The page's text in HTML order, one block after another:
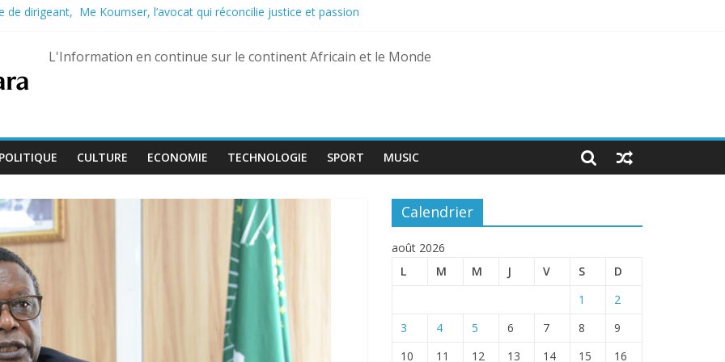
dirigeant, Me Koumser, l’avocat qui réconcilie justice et passion
13 août dans trois États différents
: 883 millions de dollars espérés
Dr Adoum Inoua appelle à recentrer le débat sur « l’essentiel »
L'Information en continue sur le continent Africain et le Monde
POLITIQUE CULTURE ECONOMIE TECHNOLOGIE SPORT MUSIC
Calendrier
août 2026
L
M M J V S D
1
2
3
4 5 6 7 8
9
10
11 12 13 14 15
16